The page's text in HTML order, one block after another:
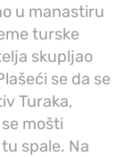
u manastiru
turske
skupljao
se da se
Turaka,
mošti
spale. Na